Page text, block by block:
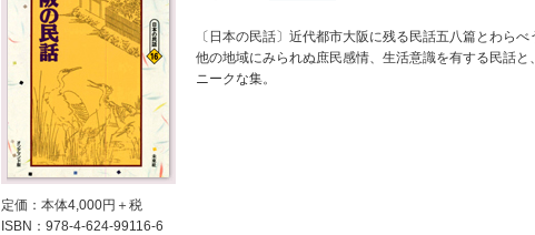
定価：本体4,000円＋税
ISBN：978-4-624-99116-6
〔日本の民話〕近代都市大阪に残る民話五八篇とわら
他の地域にみられぬ庶民感情、生活意識を有する民話
ニークな集。